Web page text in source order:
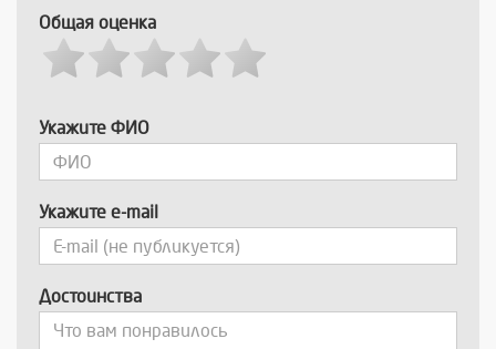
Общая оценка
Укажите ФИО
Укажите e-mail
Достоинства